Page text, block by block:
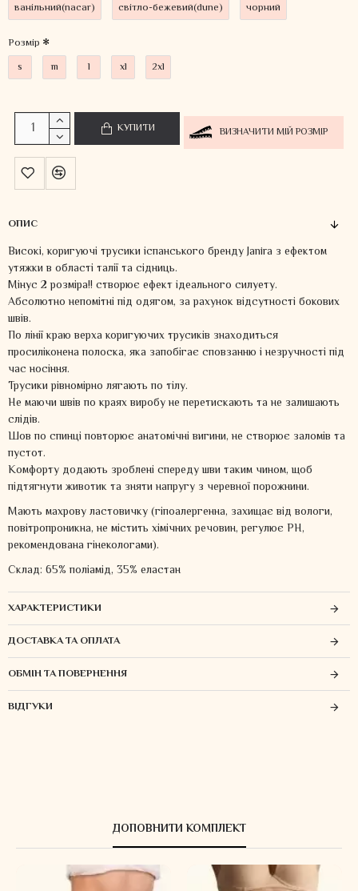
ванільний(nacar)
світло-бежевий(dune) чорний
Розмір
s
m l xl 2xl
КУПИТИ ВИЗНАЧИТИ МІЙ РОЗМІР
ОПИС
Високі, коригуючі трусики іспанського бренду Janira з ефектом
утяжки в області талії та сідниць.
Мінус 2 розміра!! створює ефект ідеального силуету.
Абсолютно непомітні під одягом, за рахунок відсутності бокових
швів.
По лінії краю верха коригуючих трусиків знаходиться
просиліконена полоска, яка запобігає сповзанню і незручності під
час носіння.
Трусики рівномірно лягають по тілу.
Не маючи швів по краях виробу не перетискають та не залишають
слідів.
Шов по спинці повторює анатомічні вигини, не створює заломів та
пустот.
Комфорту додають зроблені спереду шви таким чином, щоб
підтягнути животик та зняти напругу з черевної порожнини.
Мають махрову ластовичку (гіпоалергенна, захищає від вологи,
повітропроникна, не містить хімічних речовин, регулює PH,
рекомендована гінекологами).
Склад: 65% поліамід, 35% еластан
ХАРАКТЕРИСТИКИ
ДОСТАВКА ТА ОПЛАТА
ОБМІН ТА ПОВЕРНЕННЯ
ВІДГУКИ
ДОПОВНИТИ КОМПЛЕКТ